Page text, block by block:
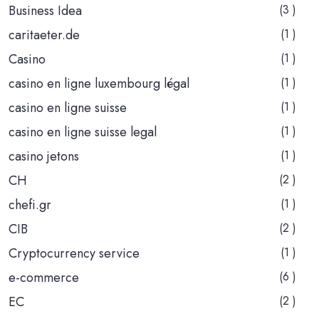
Business Idea (3 )
caritaeter.de (1 )
Casino (1 )
casino en ligne luxembourg légal (1 )
casino en ligne suisse (1 )
casino en ligne suisse legal (1 )
casino jetons (1 )
CH (2 )
chefi.gr (1 )
CIB (2 )
Cryptocurrency service (1 )
e-commerce (6 )
EC (2 )